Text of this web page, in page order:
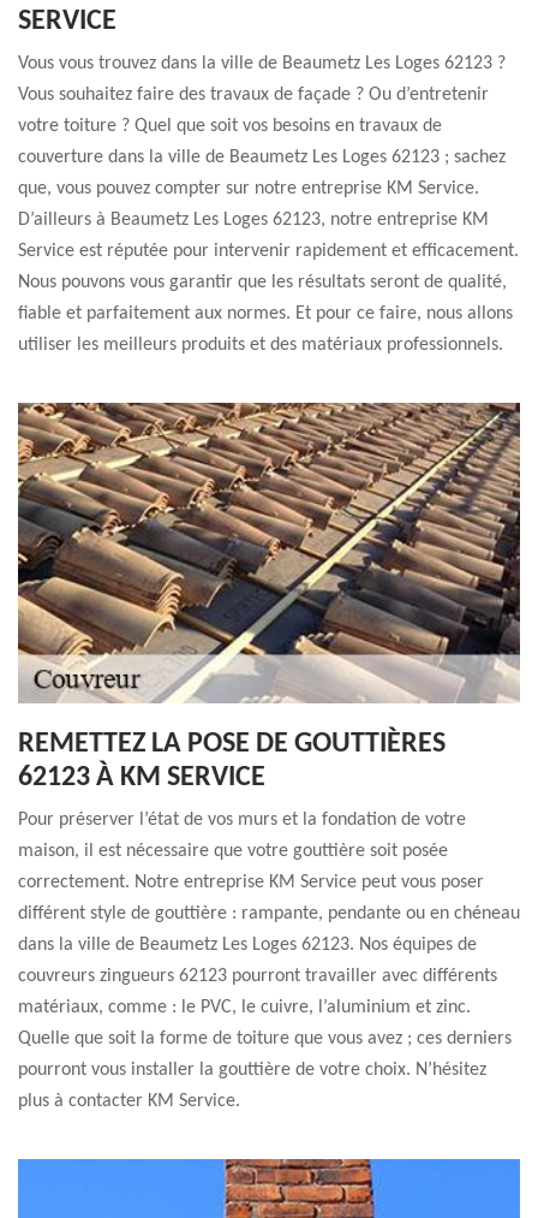
SERVICE
Vous vous trouvez dans la ville de Beaumetz Les Loges 62123 ?
Vous souhaitez faire des travaux de façade ? Ou d’entretenir
votre toiture ? Quel que soit vos besoins en travaux de
couverture dans la ville de Beaumetz Les Loges 62123 ; sachez
que, vous pouvez compter sur notre entreprise KM Service.
D’ailleurs à Beaumetz Les Loges 62123, notre entreprise KM
Service est réputée pour intervenir rapidement et efficacement.
Nous pouvons vous garantir que les résultats seront de qualité,
fiable et parfaitement aux normes. Et pour ce faire, nous allons
utiliser les meilleurs produits et des matériaux professionnels.
REMETTEZ LA POSE DE GOUTTIÈRES
62123 À KM SERVICE
Pour préserver l’état de vos murs et la fondation de votre
maison, il est nécessaire que votre gouttière soit posée
correctement. Notre entreprise KM Service peut vous poser
différent style de gouttière : rampante, pendante ou en chéneau
dans la ville de Beaumetz Les Loges 62123. Nos équipes de
couvreurs zingueurs 62123 pourront travailler avec différents
matériaux, comme : le PVC, le cuivre, l’aluminium et zinc.
Quelle que soit la forme de toiture que vous avez ; ces derniers
pourront vous installer la gouttière de votre choix. N’hésitez
plus à contacter KM Service.